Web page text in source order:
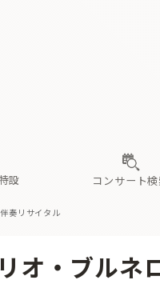
ケストラの楽屋から 海の
設
いないオーケストラコンサー
コンサート検
ル 有料ライブ配信スケ
な ま や
ル
奏リサイタル
オ・ブルネ